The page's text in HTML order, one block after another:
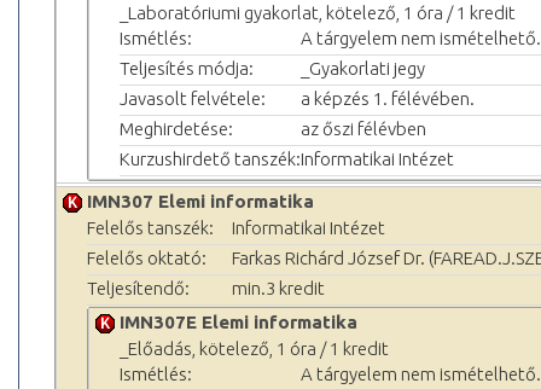
_Laboratóriumi gyakorlat, kötelező, 1 óra / 1 kredit
Ismétlés:
A tárgyelem nem ismételhető.
Teljesítés módja:
_Gyakorlati jegy
Javasolt felvétele:
a képzés 1. félévében.
Meghirdetése:
az őszi félévben
Kurzushirdető tanszék:Informatikai Intézet
IMN307 Elemi informatika
Felelős tanszék:
Informatikai Intézet
Felelős oktató:
Farkas Richárd József Dr.
Teljesítendő:
min.3 kredit
IMN307E Elemi informatika
_Előadás, kötelező, 1 óra / 1 kredit
Ismétlés:
A tárgyelem nem ismételhető.